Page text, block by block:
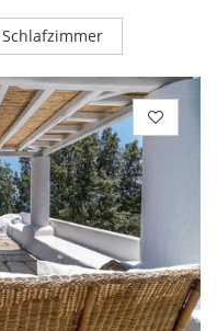
Schlafzimmer